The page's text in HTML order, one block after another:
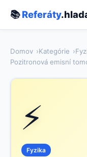
📚Referáty
Domov Kategórie
Pozitronová emisní
⚡
Fyzika